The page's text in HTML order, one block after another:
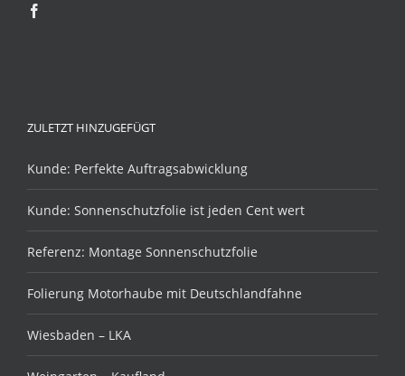
ZULETZT HINZUGEFÜGT
Kunde: Perfekte Auftragsabwicklung
Kunde: Sonnenschutzfolie ist jeden Cent wert
Referenz: Montage Sonnenschutzfolie
Folierung Motorhaube mit Deutschlandfahne
Wiesbaden – LKA